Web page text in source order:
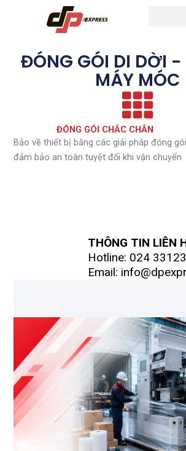
ĐÓNG GÓI DI DỜI -
MÁY MÓC
ĐÓNG GÓI CHẮC CHẮN
Bảo về thiết bị bằng các giải pháp đóng
đảm bảo an toàn tuyệt đối khi vận chuyển
THÔNG TIN LIÊN
Hotline: 024
Email: